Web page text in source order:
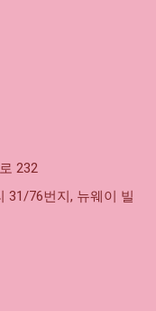
232
31/76번지, 뉴웨이 빌